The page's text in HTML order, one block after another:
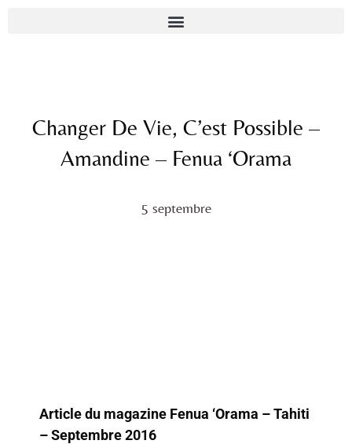
Changer De Vie, C’est Possible –
Amandine – Fenua ‘Orama
5 septembre
Article du magazine Fenua ‘Orama – Tahiti
– Septembre 2016